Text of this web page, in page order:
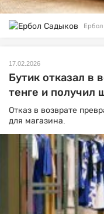
17.02.2026
Бутик отказал в
тенге и получил
Отказ в возврате
для магазина.